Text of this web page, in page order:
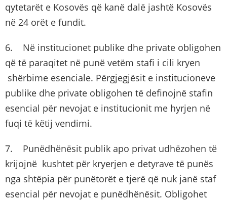
qytetarët e Kosovës që kanë dalë jashtë Kosovës
në 24 orët e fundit.
6. Në institucionet publike dhe private obligohen
që të paraqitet në punë vetëm stafi i cili kryen
shërbime esenciale. Përgjegjësit e institucioneve
publike dhe private obligohen të definojnë stafin
esencial për nevojat e institucionit me hyrjen në
fuqi të këtij vendimi.
7. Punëdhënësit publik apo privat udhëzohen të
krijojnë kushtet për kryerjen e detyrave të punës
nga shtëpia për punëtorët e tjerë që nuk janë staf
esencial për nevojat e punëdhënësit. Obligohet